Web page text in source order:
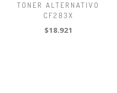
TONER ALTERNATIVO
CF283X
$18.921